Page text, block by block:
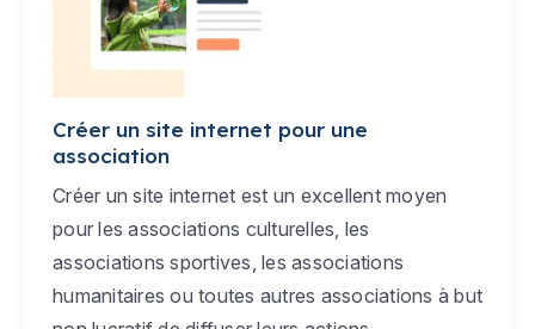
Créer un site internet pour une
association
Créer un site internet est un excellent moyen
pour les associations culturelles, les
associations sportives, les associations
humanitaires ou toutes autres associations à but